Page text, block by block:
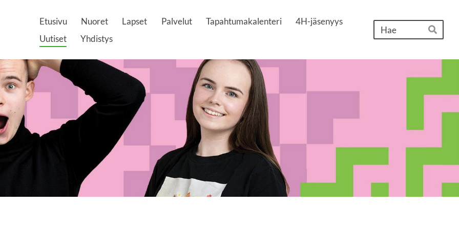
Etusivu Nuoret Lapset Palvelut Tapahtumakalenteri
4H-jäsenyys
Uutiset
Yhdistys Hae